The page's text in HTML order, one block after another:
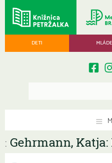
DETI
: Gehrmann,